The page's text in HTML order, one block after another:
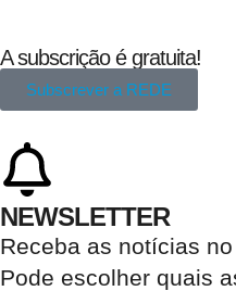
A subscrição é gratuita!
Subscrever a REDE
NEWSLETTER
Receba as notícias
Pode escolher quais